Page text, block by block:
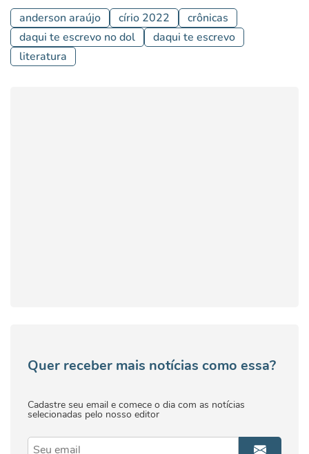
anderson araújo círio 2022
crônicas
daqui te escrevo no dol
daqui te escrevo
literatura
Quer receber mais notícias como essa?
Cadastre seu email e comece o dia com as notícias
selecionadas pelo nosso editor